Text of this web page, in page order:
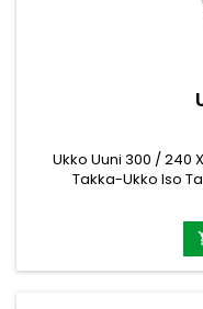
Ukko Uuni 300 / 240
Takka-Ukko Iso